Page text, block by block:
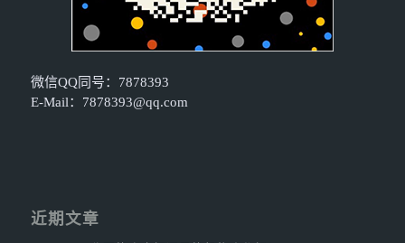
微信QQ同号：7878393
E-Mail： 7878393@qq.com
近期文章